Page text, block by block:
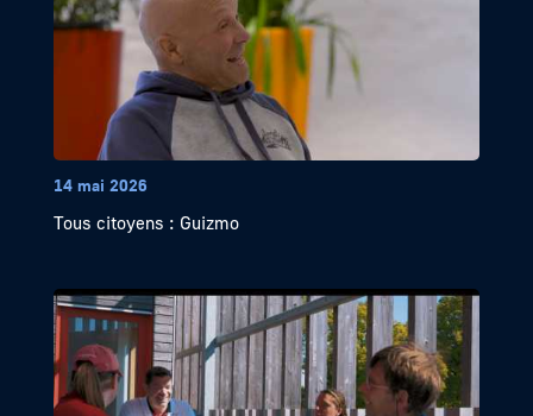
14 mai 2026
Tous citoyens : Guizmo